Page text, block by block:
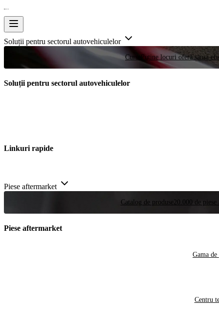
Soluții pentru sectorul autovehiculelor
Curse Puține locuri oferă șansa
Soluții pentru sectorul autovehiculelor
Linkuri rapide
Piese aftermarket
Catalog de produse 20.000 de
Piese aftermarket
Gama de
Centru